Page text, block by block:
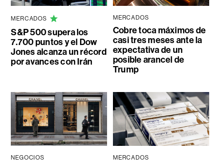
MERCADOS
S&P 500 supera los
7.700 puntos y el Dow
Jones alcanza un récord
por avances con Irán
MERCADOS
Cobre toca máximos de
casi tres meses ante la
expectativa de un
posible arancel de
Trump
NEGOCIOS MERCADOS